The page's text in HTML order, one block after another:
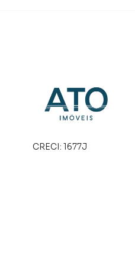
CRECI: 1677J